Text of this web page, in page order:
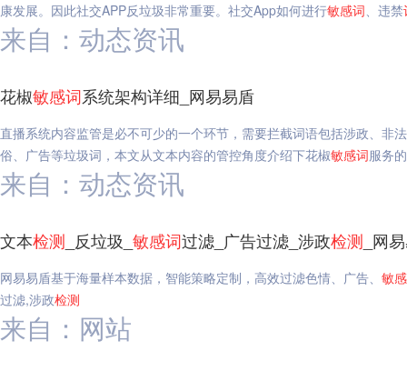
康发展。因此社交APP反垃圾非常重要。社交App如何进行敏感词、违禁
来自：动态资讯
花椒敏感词系统架构详细_网易易盾
直播系统内容监管是必不可少的一个环节，需要拦截词语包括涉政、非
俗、广告等垃圾词，本文从文本内容的管控角度介绍下花椒敏感词服务
来自：动态资讯
文本检测 _反垃圾_ 敏感词过滤_广告过滤_涉政检测 _网
网易易盾基于海量样本数据，智能策略定制，高效过滤色情、广告、 敏感
过滤,涉政检测
来自：网站